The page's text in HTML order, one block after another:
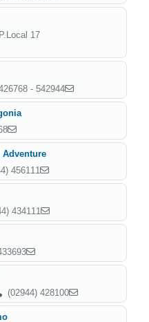
17
- 542944
Adventure
456111
434111
(02944) 428100